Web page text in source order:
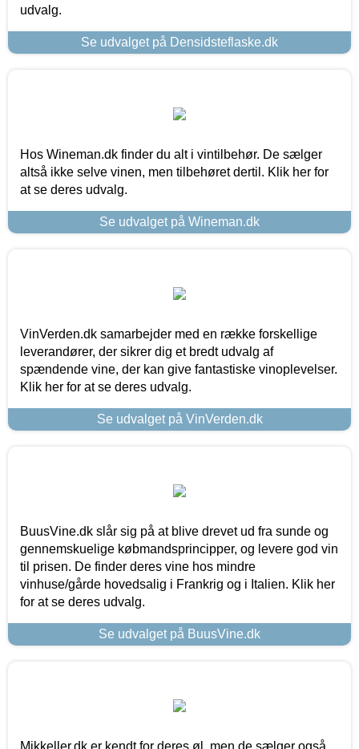
udvalg.
Se udvalget på Densidsteflaske.dk
Hos Wineman.dk finder du alt i vintilbehør. De sælger
altså ikke selve vinen, men tilbehøret dertil. Klik her for
at se deres udvalg.
Se udvalget på Wineman.dk
VinVerden.dk samarbejder med en række forskellige
leverandører, der sikrer dig et bredt udvalg af
spændende vine, der kan give fantastiske vinoplevelser.
Klik her for at se deres udvalg.
Se udvalget på VinVerden.dk
BuusVine.dk slår sig på at blive drevet ud fra sunde og
gennemskuelige købmandsprincipper, og levere god vin
til prisen. De finder deres vine hos mindre
vinhuse/gårde hovedsalig i Frankrig og i Italien. Klik her
for at se deres udvalg.
Se udvalget på BuusVine.dk
Mikkeller.dk er kendt for deres øl, men de sælger også